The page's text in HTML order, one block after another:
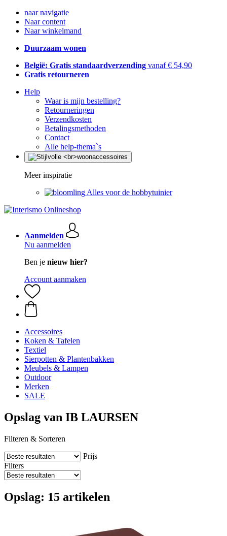
naar navigatie
Naar content
Naar winkelmand
Duurzaam wonen
België: Gratis standaardverzending vanaf € 54,90
Gratis retourneren
Help
Waar is mijn bestelling?
Retourneringen
Verzendkosten
Betalingsmethoden
Contact
Alle help-thema`s
Meer inspiratie
Alles voor de hobbytuinier
Aanmelden
Nu aanmelden
Ben je nieuw hier?
Account aanmaken
Accessoires
Koken & Tafelen
Textiel
Sierpotten & Plantenbakken
Meubels & Lampen
Outdoor
Merken
SALE
Opslag van IB LAURSEN
Filteren & Sorteren
Prijs
Filters
Opslag: 15 artikelen